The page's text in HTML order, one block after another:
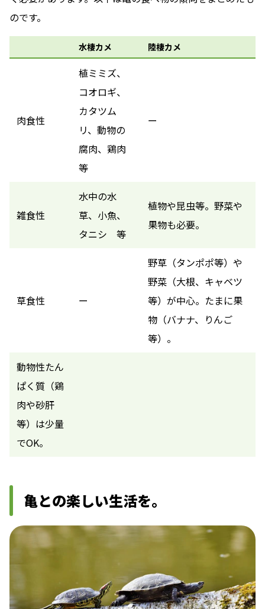
のです。
水棲カメ 陸棲カメ
肉食性
植ミミズ、
コオロギ、
カタツム
リ、動物の
腐肉、鶏肉
等
ー
雑食性
水中の水
草、小魚、
タニシ 等
植物や昆虫等。野菜や
果物も必要。
草食性 ー
野草（タンポポ等）や
野菜（大根、キャベツ
等）が中心。たまに果
物（バナナ、りんご
等）。
動物性たん
ぱく質（鶏
肉や砂肝
等）は少量
でOK。
亀との楽しい生活を。